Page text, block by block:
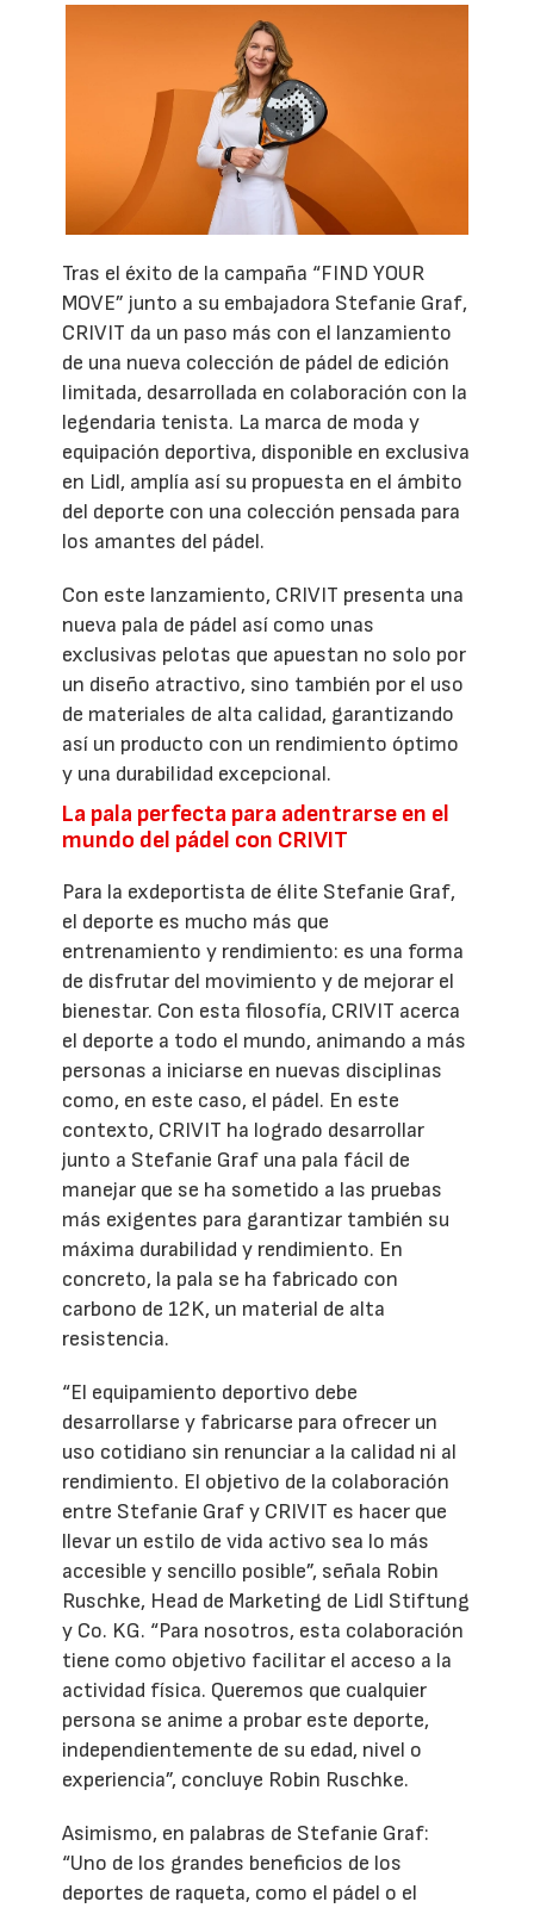
Tras el éxito de la campaña “FIND YOUR
MOVE” junto a su embajadora Stefanie Graf,
CRIVIT da un paso más con el lanzamiento
de una nueva colección de pádel de edición
limitada, desarrollada en colaboración con la
legendaria tenista. La marca de moda y
equipación deportiva, disponible en exclusiva
en Lidl, amplía así su propuesta en el ámbito
del deporte con una colección pensada para
los amantes del pádel.
Con este lanzamiento, CRIVIT presenta una
nueva pala de pádel así como unas
exclusivas pelotas que apuestan no solo por
un diseño atractivo, sino también por el uso
de materiales de alta calidad, garantizando
así un producto con un rendimiento óptimo
y una durabilidad excepcional.
La pala perfecta para adentrarse en el
mundo del pádel con CRIVIT
Para la exdeportista de élite Stefanie Graf,
el deporte es mucho más que
entrenamiento y rendimiento: es una forma
de disfrutar del movimiento y de mejorar el
bienestar. Con esta filosofía, CRIVIT acerca
el deporte a todo el mundo, animando a más
personas a iniciarse en nuevas disciplinas
como, en este caso, el pádel. En este
contexto, CRIVIT ha logrado desarrollar
junto a Stefanie Graf una pala fácil de
manejar que se ha sometido a las pruebas
más exigentes para garantizar también su
máxima durabilidad y rendimiento. En
concreto, la pala se ha fabricado con
carbono de 12K, un material de alta
resistencia.
“El equipamiento deportivo debe
desarrollarse y fabricarse para ofrecer un
uso cotidiano sin renunciar a la calidad ni al
rendimiento. El objetivo de la colaboración
entre Stefanie Graf y CRIVIT es hacer que
llevar un estilo de vida activo sea lo más
accesible y sencillo posible”, señala Robin
Ruschke, Head de Marketing de Lidl Stiftung
y Co. KG. “Para nosotros, esta colaboración
tiene como objetivo facilitar el acceso a la
actividad física. Queremos que cualquier
persona se anime a probar este deporte,
independientemente de su edad, nivel o
experiencia”, concluye Robin Ruschke.
Asimismo, en palabras de Stefanie Graf:
“Uno de los grandes beneficios de los
deportes de raqueta, como el pádel o el